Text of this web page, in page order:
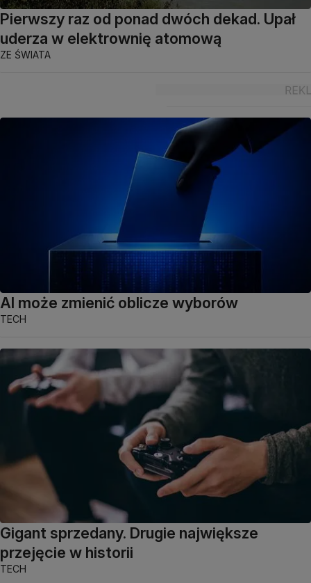
Pierwszy raz od ponad dwóch dekad. Upał
uderza w elektrownię atomową
ZE ŚWIATA
AI może zmienić oblicze wyborów
TECH
Gigant sprzedany. Drugie największe
przejęcie w historii
TECH